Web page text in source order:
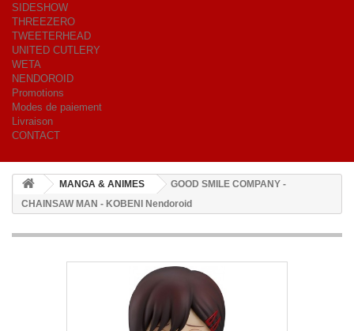
SIDESHOW
THREEZERO
TWEETERHEAD
UNITED CUTLERY
WETA
NENDOROID
Promotions
Modes de paiement
Livraison
CONTACT
MANGA & ANIMES
GOOD SMILE COMPANY -
CHAINSAW MAN - KOBENI Nendoroid